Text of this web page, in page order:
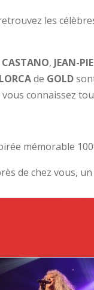
les
CASTANO, JEAN-
de GOLD
connaissez
mémorable
de chez vous,